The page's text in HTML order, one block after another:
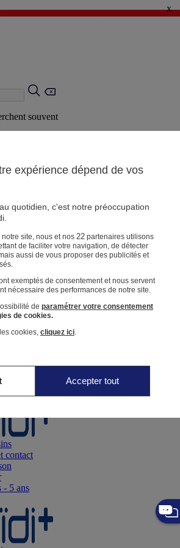
✨ LAST DAYS : Jusqu'à -60%* ✨
x
souvent
contact
- 5 ans
expérience dépend de vos
quotidien, c'est notre préoccupation
site, nous et nos 22partenaires utilisons
de faciliter votre navigation, de détecter
aussi de vous proposer des publicités et
exemptés de consentement et nous servent
nécessaire des performances de notre site.
de paramétrer votre consentement
de cookies.
cookies, cliquez ici.
Accepter tout